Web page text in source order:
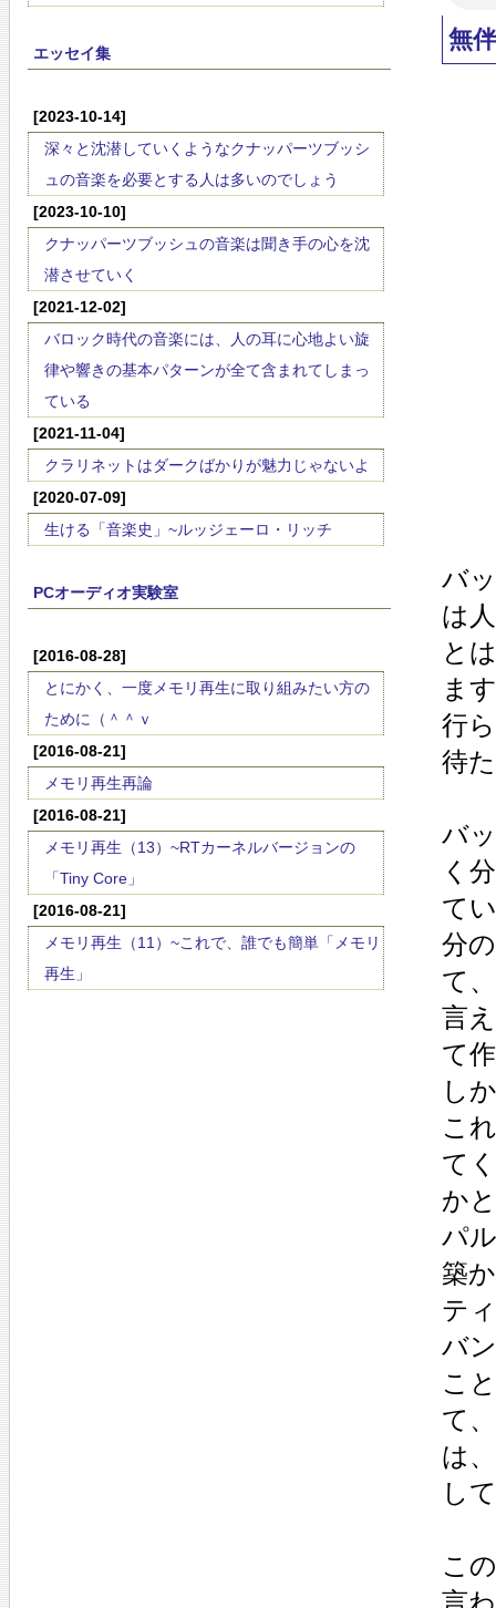
エッセイ集
[2023-10-14]
深々と沈潜していくようなクナッパーツブッシ
ュの音楽を必要とする人は多いのでしょう
[2023-10-10]
クナッパーツブッシュの音楽は聞き手の心を沈
潜させていく
[2021-12-02]
バロック時代の音楽には、人の耳に心地よい旋
律や響きの基本パターンが全て含まれてしまっ
ている
[2021-11-04]
クラリネットはダークばかりが魅力じゃないよ
[2020-07-09]
生ける「音楽史」~ルッジェーロ・リッチ
PCオーディオ実験室
[2016-08-28]
とにかく、一度メモリ再生に取り組みたい方の
ために（＾＾ｖ
[2016-08-21]
メモリ再生再論
[2016-08-21]
メモリ再生（13）~RTカーネルバージョンの
「Tiny Core」
[2016-08-21]
メモリ再生（11）~これで、誰でも簡単「メモリ
再生」
無
バ
は
と
ま
行
待
バ
く
て
分
て
言
て
し
こ
て
か
パ
築
テ
バ
こ
て
は
し
こ
言